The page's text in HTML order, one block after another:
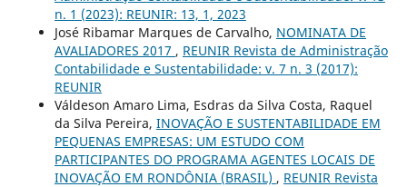
n. 1 (2023): REUNIR: 13, 1, 2023
José Ribamar Marques de Carvalho, NOMINATA DE
AVALIADORES 2017 , REUNIR Revista de Administração
Contabilidade e Sustentabilidade: v. 7 n. 3 (2017):
REUNIR
Váldeson Amaro Lima, Esdras da Silva Costa, Raquel
da Silva Pereira, INOVAÇÃO E SUSTENTABILIDADE EM
PEQUENAS EMPRESAS: UM ESTUDO COM
PARTICIPANTES DO PROGRAMA AGENTES LOCAIS DE
INOVAÇÃO EM RONDÔNIA (BRASIL) , REUNIR Revista